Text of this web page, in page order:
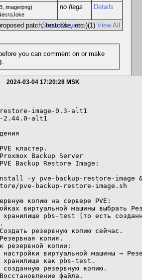
image/png)
no flags Details
Show Obsolete(1)View All
patch, testcase, etc.)
2024-03-04 17:20:28 MSK
image-0.3-alt1
alt1
кластер.
Backup Server
Backup Restore Image:
pve-backup-restore-image.sh
копию на сервере PVE:
резервной копии: